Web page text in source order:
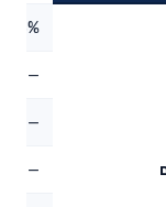
—
—
—